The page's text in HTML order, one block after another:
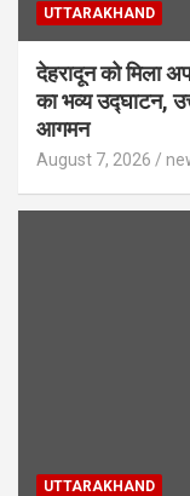
UTTARAKHAND
देहरादून को मिला
का भव्य उद्घाटन,
आगमन
August 7, 2026
UTTARAKHAND